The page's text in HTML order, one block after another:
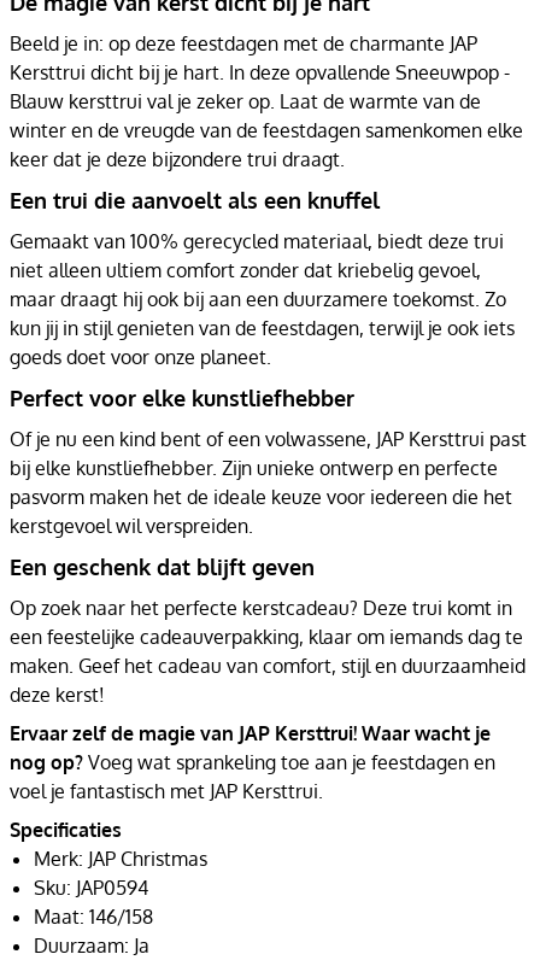
Beeld je in: op deze feestdagen met de charmante JAP
Kersttrui dicht bij je hart. In deze opvallende Sneeuwpop -
Blauw kersttrui val je zeker op. Laat de warmte van de
winter en de vreugde van de feestdagen samenkomen elke
keer dat je deze bijzondere trui draagt.
Een trui die aanvoelt als een knuffel
Gemaakt van 100% gerecycled materiaal, biedt deze trui
niet alleen ultiem comfort zonder dat kriebelig gevoel,
maar draagt hij ook bij aan een duurzamere toekomst. Zo
kun jij in stijl genieten van de feestdagen, terwijl je ook iets
goeds doet voor onze planeet.
Perfect voor elke kunstliefhebber
Of je nu een kind bent of een volwassene, JAP Kersttrui past
bij elke kunstliefhebber. Zijn unieke ontwerp en perfecte
pasvorm maken het de ideale keuze voor iedereen die het
kerstgevoel wil verspreiden.
Een geschenk dat blijft geven
Op zoek naar het perfecte kerstcadeau? Deze trui komt in
een feestelijke cadeauverpakking, klaar om iemands dag te
maken. Geef het cadeau van comfort, stijl en duurzaamheid
deze kerst!
Ervaar zelf de magie van JAP Kersttrui! Waar wacht je
nog op? Voeg wat sprankeling toe aan je feestdagen en
voel je fantastisch met JAP Kersttrui.
Specificaties
Merk: JAP Christmas
Sku: JAP0594
Maat: 146/158
Duurzaam: Ja